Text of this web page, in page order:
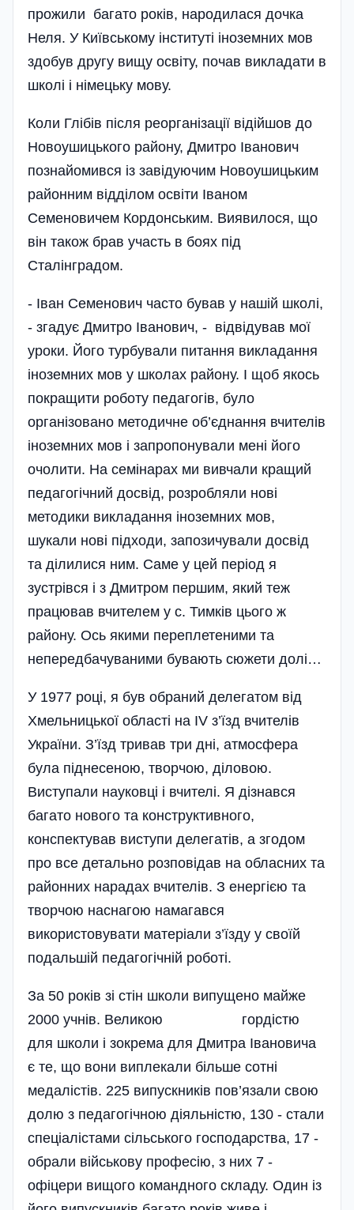
прожили багато років, народилася дочка
Неля. У Київському інституті іноземних мов
здобув другу вищу освіту, почав викладати в
школі і німецьку мову.
Коли Глібів після реорганізації відійшов до
Новоушицького району, Дмитро Іванович
познайомився із завідуючим Новоушицьким
район­ним відділом освіти Іваном
Семеновичем Кордонським. Виявилося, що
він також брав участь в боях під
Сталінградом.
- Іван Семенович часто бував у нашій школі,
- згадує Дмитро Іванович, - відвідував мої
уроки. Його турбували питання викладання
іноземних мов у школах району. І щоб якось
покращити роботу педагогів, було
організовано методичне об’єд­нання вчителів
іноземних мов і запропонували мені його
очолити. На семінарах ми вивчали кращий
педагогічний досвід, розробляли нові
методики викладання іноземних мов,
шукали нові підходи, запозичували досвід
та ділилися ним. Саме у цей період я
зустрівся і з Дмитром першим, який теж
працював вчителем у с. Тимків цього ж
району. Ось якими переплетеними та
непередбачуваними бувають сюжети долі…
У 1977 році, я був обраний делегатом від
Хмельницької області на ІV з’їзд вчителів
України. З’їзд тривав три дні, атмосфера
була піднесеною, творчою, діловою.
Виступали науковці і вчителі. Я дізнався
багато нового та конструктивного,
конспектував виступи делегатів, а згодом
про все детально розповідав на обласних та
районних нарадах вчителів. З енергією та
творчою насна­гою намагався
використовувати матеріали з’їзду у своїй
подальшій педагогічній роботі.
За 50 років зі стін школи випущено майже
2000 учнів. Великою гордістю
для школи і зокрема для Дмитра Івановича
є те, що вони виплекали більше сотні
медалістів. 225 випускників пов’язали свою
долю з педагогічною діяльністю, 130 - стали
спеціалістами сільського господарства, 17 -
обрали військову професію, з них 7 -
офіцери вищого командного складу. Один із